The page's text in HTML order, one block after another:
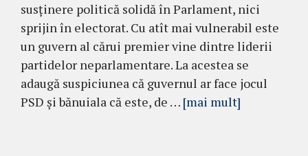
susținere politică solidă în Parlament, nici
sprijin în electorat. Cu atît mai vulnerabil este
un guvern al cărui premier vine dintre liderii
partidelor neparlamentare. La acestea se
adaugă suspiciunea că guvernul ar face jocul
PSD și bănuiala că este, de … [mai mult]